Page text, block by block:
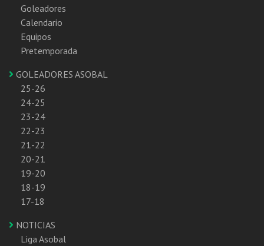
Goleadores
Calendario
Equipos
Pretemporada
GOLEADORES ASOBAL
25-26
24-25
23-24
22-23
21-22
20-21
19-20
18-19
17-18
NOTICIAS
Liga Asobal